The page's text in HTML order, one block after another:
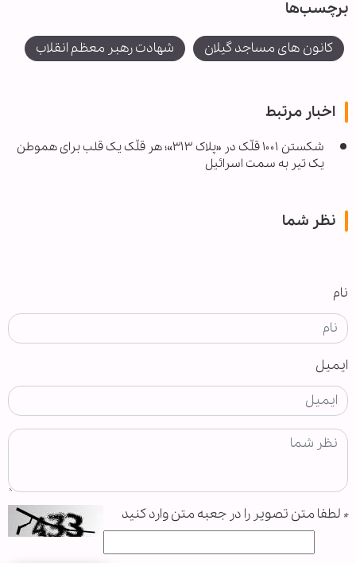
برچسب‌ها
کانون های مساجد گیلان شهادت رهبر معظم انقلاب
اخبار مرتبط
شکستن ۱۰۰۱ قلّک در «پلاک ۳۱۳»؛ هر قلّک یک قلب برای هموطن
یک تیر به سمت اسرائیل
نظر شما
نام
ایمیل
* لطفا متن تصویر را در جعبه متن وارد کنید